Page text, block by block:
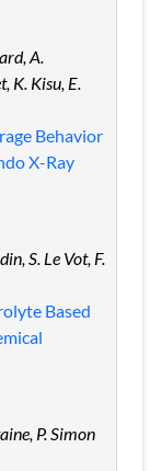
A.
K. Kisu, E.
Behavior
X-Ray
S. Le Vot, F.
Based
P. Simon